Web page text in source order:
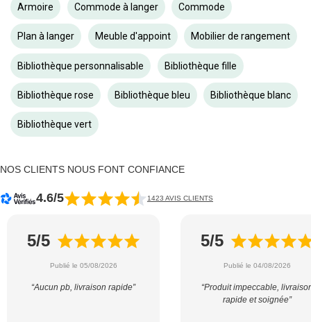
Armoire Commode à langer Commode
Plan à langer Meuble d'appoint Mobilier de rangement
Bibliothèque personnalisable Bibliothèque fille
Bibliothèque rose Bibliothèque bleu Bibliothèque blanc
Bibliothèque vert
NOS CLIENTS NOUS FONT CONFIANCE
4.6/5 1423 AVIS CLIENTS
5/5
Publié le 05/08/2026
“Aucun pb, livraison rapide”
5/5
Publié le 04/08/2026
“Produit impeccable,
rapide et soignée”